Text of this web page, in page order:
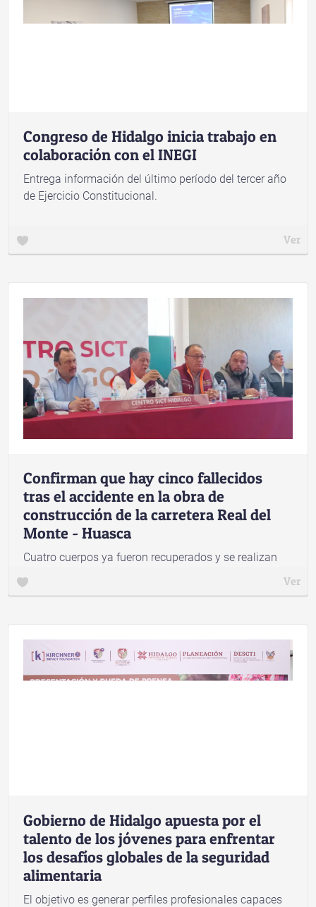
Congreso de Hidalgo inicia trabajo en
colaboración con el INEGI
Entrega información del último período del tercer año
de Ejercicio Constitucional.
Ver
Confirman que hay cinco fallecidos
tras el accidente en la obra de
construcción de la carretera Real del
Monte - Huasca
Cuatro cuerpos ya fueron recuperados y se realizan
labores para recuperar el quinto
Ver
Gobierno de Hidalgo apuesta por el
talento de los jóvenes para enfrentar
los desafíos globales de la seguridad
alimentaria
El objetivo es generar perfiles profesionales capaces